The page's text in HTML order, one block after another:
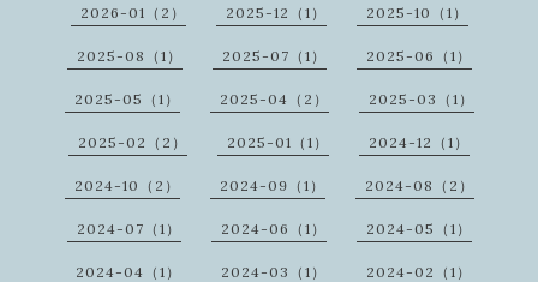
2026-01（2） 2025-12（1） 2025-10（1）
2025-08（1） 2025-07（1） 2025-06（1）
2025-05（1） 2025-04（2） 2025-03（1）
2025-02（2） 2025-01（1） 2024-12（1）
2024-10（2） 2024-09（1） 2024-08（2）
2024-07（1） 2024-06（1） 2024-05（1）
2024-04（1） 2024-03（1） 2024-02（1）